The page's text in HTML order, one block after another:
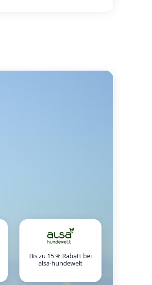
Bis zu 15 % Rabatt bei
alsa-hundewelt